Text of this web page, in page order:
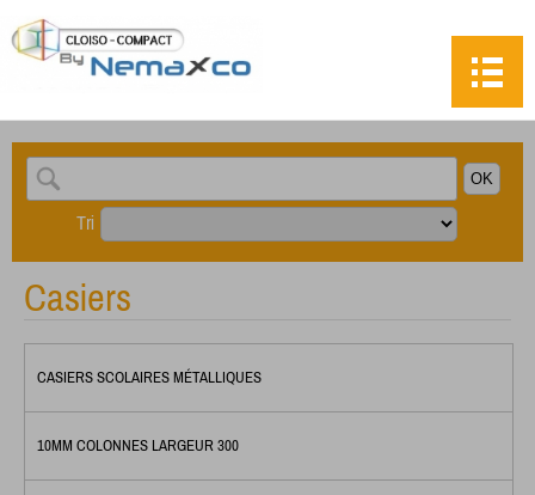
Tri
Casiers
CASIERS SCOLAIRES MÉTALLIQUES
10MM COLONNES LARGEUR 300